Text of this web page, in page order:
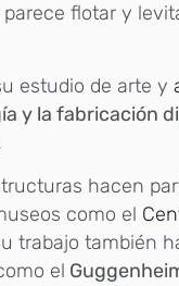
flotar y
estudio de arte y
y la fabricación
hacen
como el
trabajo también
el